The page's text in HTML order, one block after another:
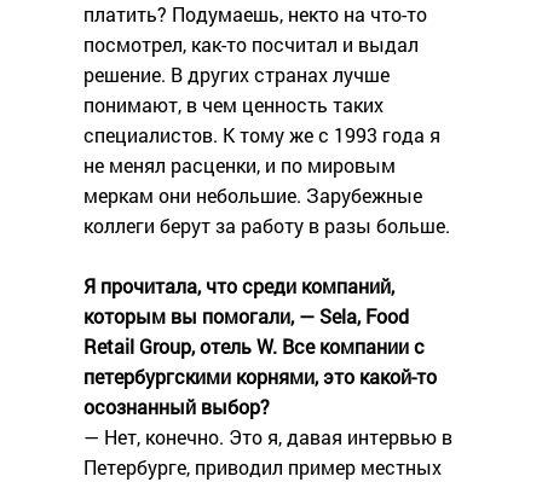
платить? Подумаешь, некто на что-то
посмотрел, как-то посчитал и выдал
решение. В других странах лучше
понимают, в чем ценность таких
специалистов. К тому же с 1993 года я
не менял расценки, и по мировым
меркам они небольшие. Зарубежные
коллеги берут за работу в разы больше.
Я прочитала, что среди компаний,
которым вы помогали, — Sela, Food
Retail Group, отель W. Все компании с
петербургскими корнями, это какой-то
осознанный выбор?
— Нет, конечно. Это я, давая интервью в
Петербурге, приводил пример местных